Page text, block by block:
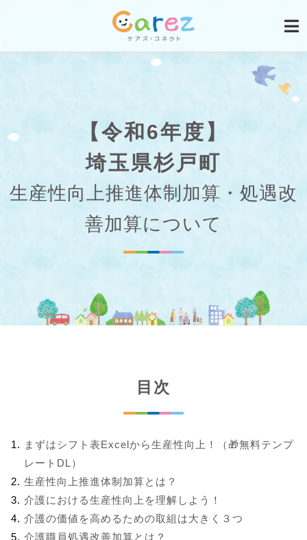
【令和6年度】
埼玉県杉戸町
生産性向上推進体制加算・処遇改
善加算について
目次
まずはシフト表Excelから生産性向上！（🎁無料テンプ
レートDL）
生産性向上推進体制加算とは？
介護における生産性向上を理解しよう！
介護の価値を高めるための取組は大きく３つ
介護職員処遇改善加算とは？